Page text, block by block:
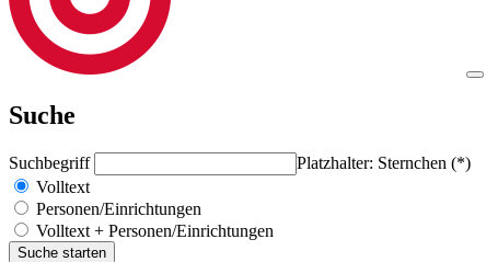
Suche
Suchbegriff
Platzhalter: Sternchen (*)
Volltext
Personen/Einrichtungen
Volltext + Personen/Einrichtungen